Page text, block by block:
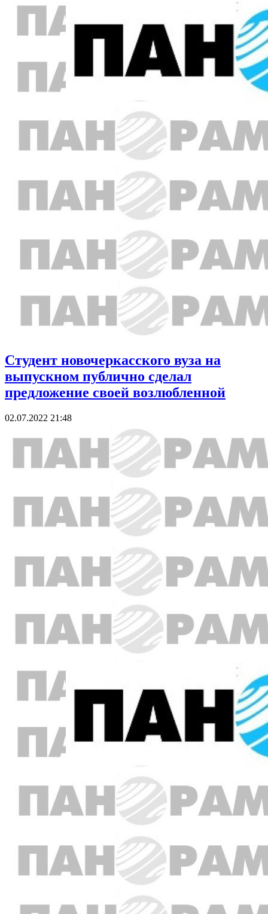
Студент новочеркасского вуза на
выпускном публично сделал
предложение своей возлюбленной
02.07.2022 21:48